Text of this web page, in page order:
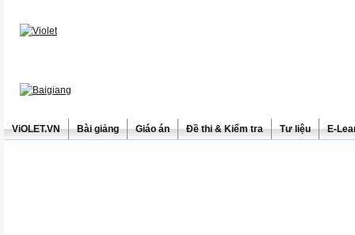
ViOLET.VN Bài giảng Giáo án Đề thi & Kiểm tra Tư liệu E-